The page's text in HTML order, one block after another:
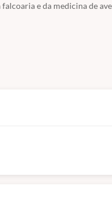
e da medicina de
e tipos de
prévios, o recinto ideal,
quiser.